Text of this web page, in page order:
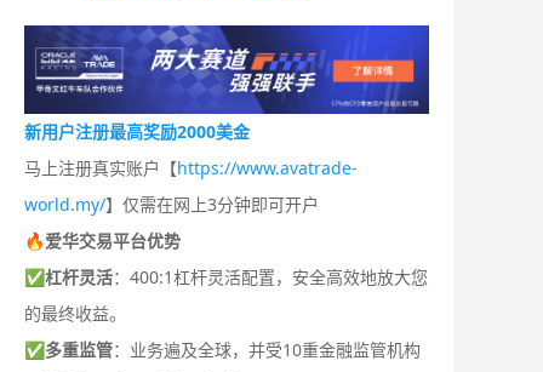
新用户注册最高奖励2000美金
马上注册真实账户【https://www.avatrade-
world.my/】仅需在网上3分钟即可开户
🔥爱华交易平台优势
✅杠杆灵活：400:1杠杆灵活配置，安全高效地放大您
的最终收益。
✅多重监管：业务遍及全球，并受10重金融监管机构